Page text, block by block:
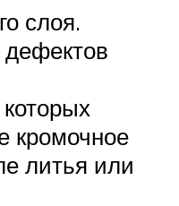
слоя.
кромочное
литья или